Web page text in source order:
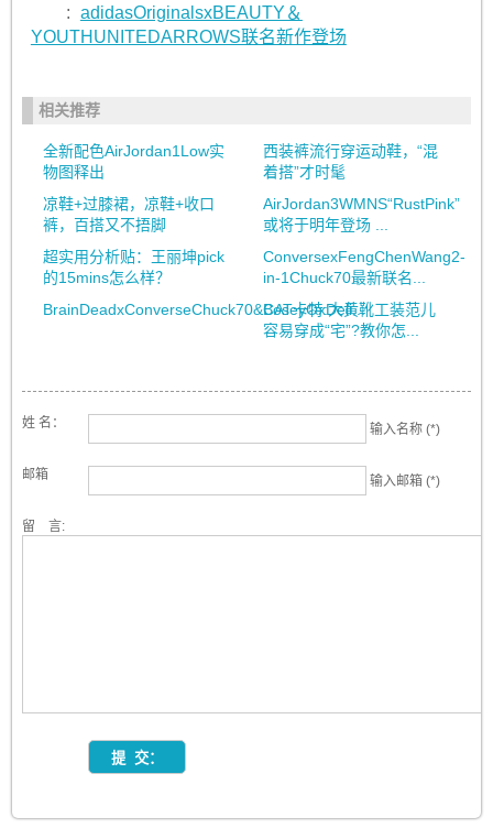
: adidasOriginalsxBEAUTY＆
YOUTHUNITEDARROWS联名新作登场
相关推荐
全新配色AirJordan1Low实
物图释出
西装裤流行穿运动鞋，“混
着搭”才时髦
凉鞋+过膝裙，凉鞋+收口
裤，百搭又不捂脚
AirJordan3WMNS“RustPink”
或将于明年登场 ...
超实用分析贴：王丽坤pick
的15mins怎么样？
ConversexFengChenWang2-
in-1Chuck70最新联名...
BrainDeadxConverseChuck70&BoseyOxDeli...
CAT卡特:大黄靴工装范儿
容易穿成“宅”?教你怎...
姓 名： 输入名称 (*)
邮箱 输入邮箱 (*)
留 言: